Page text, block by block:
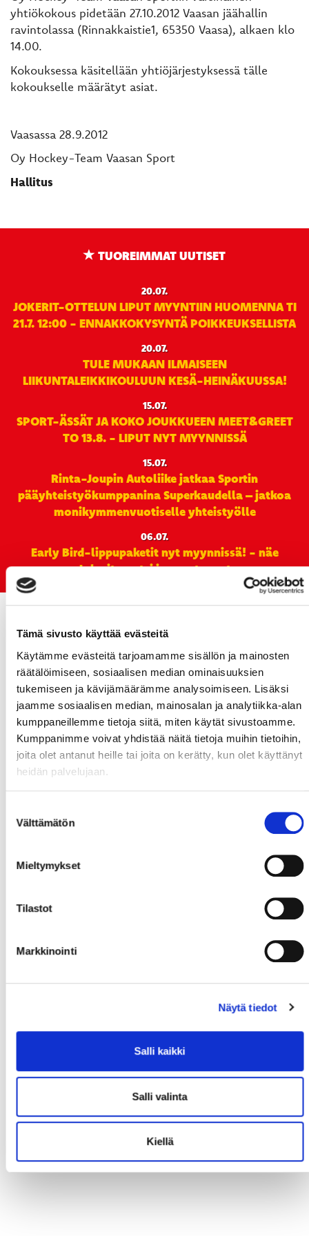
Tämä sivusto käyttää evästeitä
Käytämme evästeitä tarjoamamme sisällön ja mainosten
räätälöimiseen, sosiaalisen median ominaisuuksien
tukemiseen ja kävijämäärämme analysoimiseen. Lisäksi
jaamme sosiaalisen median, mainosalan ja analytiikka-alan
kumppaneillemme tietoja siitä, miten käytät sivustoamme.
Kumppanimme voivat yhdistää näitä tietoja muihin tietoihin,
joita olet antanut heille tai joita on kerätty, kun olet käyttänyt
heidän palvelujaan.
valinta
Välttämätön
Mieltymykset
Tilastot
Markkinointi
Näytä tiedot
Salli kaikki
Salli valinta
Kiellä
yhtiökokous pidetään 27.10.2012 Vaasan jäähallin
ravintolassa (Rinnakkaistie1, 65350 Vaasa), alkaen klo
14.00.
Kokouksessa käsitellään yhtiöjärjestyksessä tälle
kokoukselle määrätyt asiat.
Vaasassa 28.9.2012
Oy Hockey-Team Vaasan Sport
Hallitus
TUOREIMMAT UUTISET
20.07.
JOKERIT-OTTELUN LIPUT MYYNTIIN HUOMENNA TI
21.7. 12:00 - ENNAKKOKYSYNTÄ POIKKEUKSELLISTA
20.07.
TULE MUKAAN ILMAISEEN
LIIKUNTALEIKKIKOULUUN KESÄ-HEINÄKUUSSA!
15.07.
SPORT-ÄSSÄT JA KOKO JOUKKUEEN MEET&GREET
TO 13.8. - LIPUT NYT MYYNNISSÄ
15.07.
Rinta-Joupin Autoliike jatkaa Sportin
pääyhteistyökumppanina Superkaudella – jatkoa
monikymmenvuotiselle yhteistyölle
06.07.
Early Bird-lippupaketit nyt myynnissä! - näe
Jokerit-matsi ja useat muut